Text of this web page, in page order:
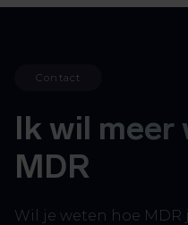
Contact
Ik wil meer
MDR
Wil je weten hoe